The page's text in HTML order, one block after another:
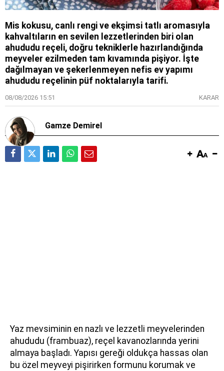
Mis kokusu, canlı rengi ve ekşimsi tatlı aromasıyla
kahvaltıların en sevilen lezzetlerinden biri olan
ahududu reçeli, doğru tekniklerle hazırlandığında
meyveler ezilmeden tam kıvamında pişiyor. İşte
dağılmayan ve şekerlenmeyen nefis ev yapımı
ahududu reçelinin püf noktalarıyla tarifi.
08/08/2026 15:51 KARAR
Gamze Demirel
Yaz mevsiminin en nazlı ve lezzetli meyvelerinden
ahududu (frambuaz), reçel kavanozlarında yerini
almaya başladı. Yapısı gereği oldukça hassas olan
bu özel meyveyi pişirirken formunu korumak ve